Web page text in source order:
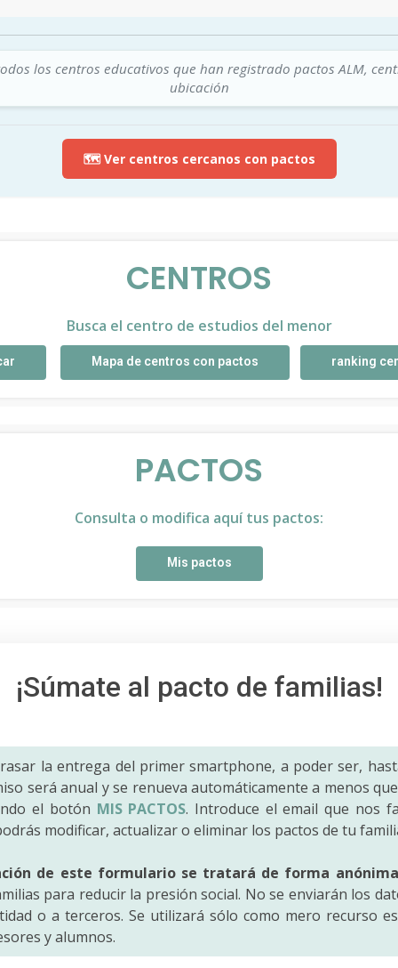
los centros educativos que han registrado pactos ALM,
ubicación
🗺️ Ver centros cercanos con pactos
CENTROS
Busca el centro de estudios del menor
Mapa de centros con pactos ranking
PACTOS
Consulta o modifica aquí tus pactos:
Mis pactos
¡Súmate al pacto de familias!
la entrega del primer smartphone, a poder ser,
será anual y se renueva automáticamente a menos
el botón MIS PACTOS. Introduce el email que nos
modificar, actualizar o eliminar los pactos de tu
de este formulario se tratará de forma anónima
para reducir la presión social. No se enviarán los
o a terceros. Se utilizará sólo como mero recurso
y alumnos.